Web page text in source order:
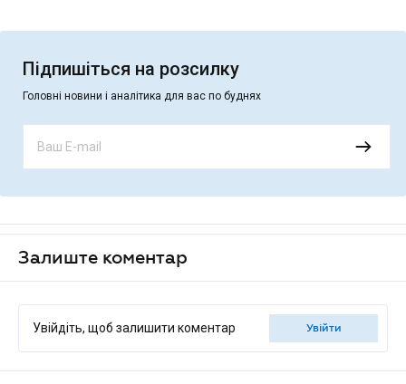
Підпишіться на розсилку
Головні новини і аналітика для вас по буднях
Залиште коментар
Увійдіть, щоб залишити коментар увійти